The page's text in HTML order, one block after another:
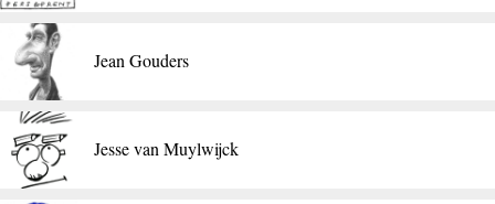
Jean Gouders
Jesse van Muylwijck